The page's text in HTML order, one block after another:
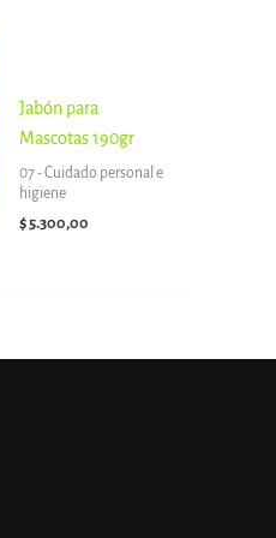
Jabón para
Mascotas 190gr
07 - Cuidado personal e
higiene
$5.300,00